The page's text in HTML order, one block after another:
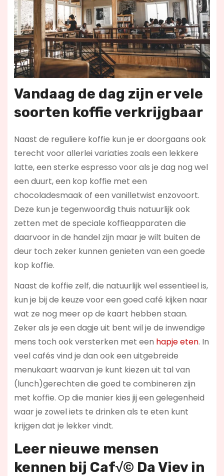
Vandaag de dag zijn er vele
soorten koffie verkrijgbaar
Naast de reguliere koffie kun je er doorgaans ook
terecht voor allerlei variaties zoals een lekkere
latte, een sterke espresso voor als je dag nog wel
een duurt, een kop koffie met een
chocoladesmaak of een vanilletwist enzovoort.
Deze kun je tegenwoordig thuis natuurlijk ook
zetten met de speciale koffieapparaten die
daarvoor in de handel zijn maar je wilt buiten de
deur toch zeker kunnen genieten van een goede
kop koffie.
Naast de koffie zelf, die natuurlijk wel essentieel is,
kun je bij de keuze voor een goed café kijken naar
wat ze nog meer op de kaart hebben staan.
Zeker als je een dagje uit bent wil je de inwendige
mens toch ook versterken met een hapje eten. In
veel cafés vind je dan ook een uitgebreide
menukaart waarvan je kunt kiezen uit tal van
(lunch)gerechten die goed te combineren zijn
met koffie. Op die manier kies jij een gelegenheid
waar je zowel iets te drinken als te eten kunt
krijgen dat je lekker vindt.
Leer nieuwe mensen
kennen bij Caf√© Da Viev in